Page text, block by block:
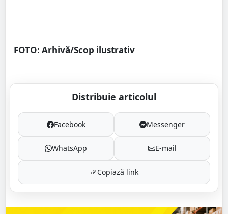
FOTO: Arhivă/Scop ilustrativ
Distribuie articolul
Facebook Messenger
WhatsApp E-mail
Copiază link